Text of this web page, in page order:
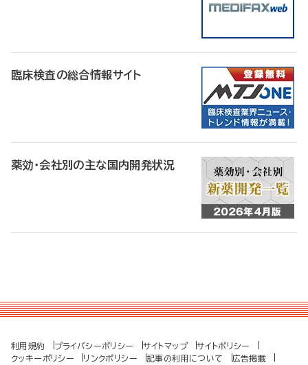
臨床検査の総合情報サイト
薬効・会社別の主な国内開発状況
利用規約 プライバシーポリシー サイトマップ
サイトポリシー
クッキーポリシー
リンクポリシー 記事の利用について 広告掲載